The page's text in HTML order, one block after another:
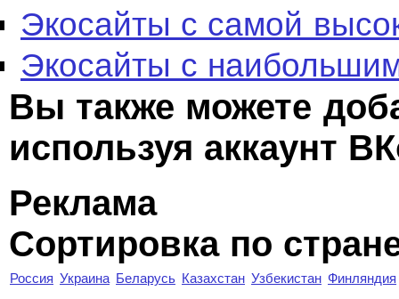
Экосайты с самой
Экосайты с
Вы также можете
используя аккаунт
Реклама
Сортировка по
Россия Украина Беларусь Казахстан Узбекистан Финляндия